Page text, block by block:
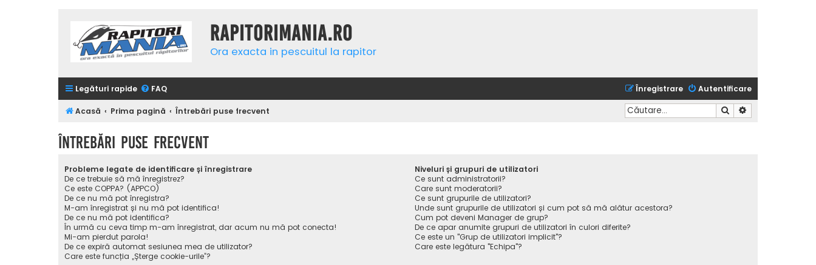
Rapitorimania.ro
Ora exacta in pescuitul la rapitor
Legături rapide FAQ Autentificare
Înregistrare
Acasă Prima pagină Întrebări puse frecvent Căutare
Întrebări puse frecvent
Probleme legate de identificare și înregistrare
De ce trebuie să mă înregistrez?
Ce este COPPA? (APPCO)
De ce nu mă pot înregistra?
M-am înregistrat și nu mă pot identifica!
De ce nu mă pot identifica?
În urmă cu ceva timp m-am înregistrat, dar acum nu mă pot conecta!
Mi-am pierdut parola!
De ce expiră automat sesiunea mea de utilizator?
Care este funcția „Șterge cookie-urile”?
Niveluri și grupuri de utilizatori
Ce sunt administratorii?
Care sunt moderatorii?
Ce sunt grupurile de utilizatori?
Unde sunt grupurile de utilizatori și cum pot să mă alătur acestora?
Cum pot deveni Manager de grup?
De ce apar anumite grupuri de utilizatori în culori diferite?
Ce este un "Grup de utilizatori implicit"?
Care este legătura "Echipa"?